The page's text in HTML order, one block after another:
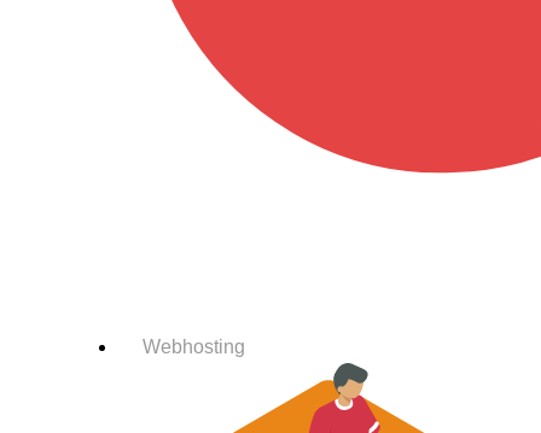
Webhosting